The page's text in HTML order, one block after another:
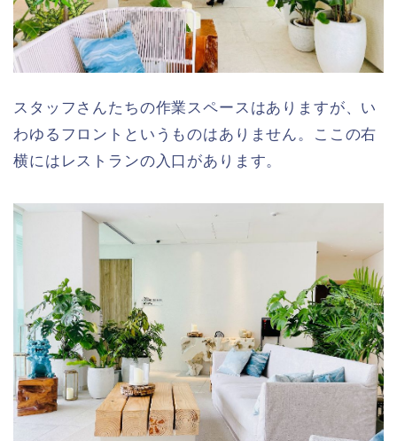
スタッフさんたちの作業スペースはありますが、い
わゆるフロントというものはありません。ここの右
横にはレストランの入口があります。